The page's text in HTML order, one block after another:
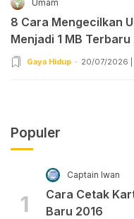
Umam
8 Cara Mengecilkan
Menjadi 1 MB
Gaya Hidup 20/07/2026 |
Populer
1
Captain Iwan
Cara Cetak
Baru 2016